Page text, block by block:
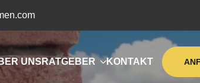
UNS RATGEBER KONTAKT